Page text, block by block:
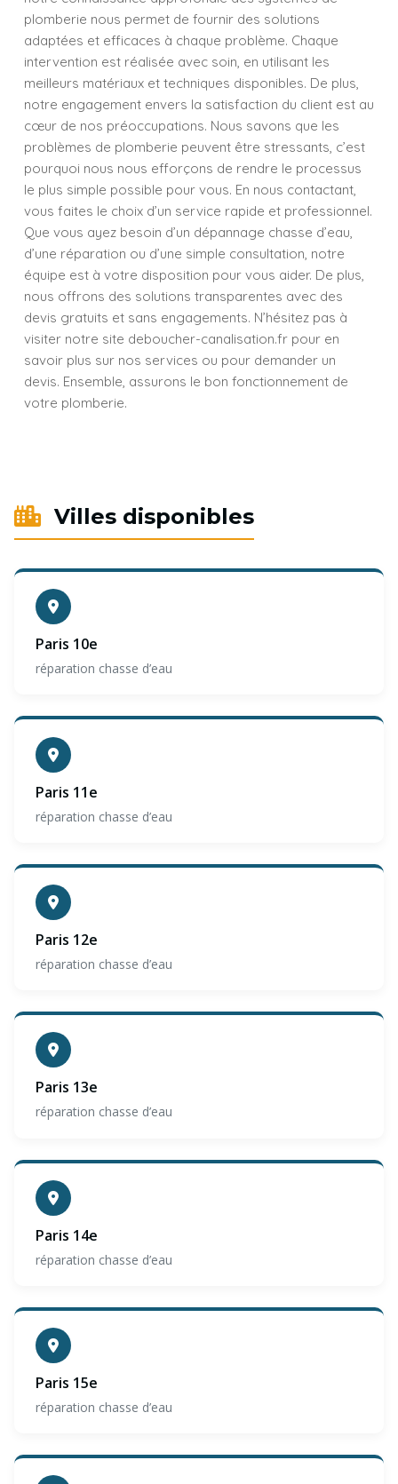
plomberie nous permet de fournir des solutions
adaptées et efficaces à chaque problème. Chaque
intervention est réalisée avec soin, en utilisant les
meilleurs matériaux et techniques disponibles. De plus,
notre engagement envers la satisfaction du client est au
cœur de nos préoccupations. Nous savons que les
problèmes de plomberie peuvent être stressants, c’est
pourquoi nous nous efforçons de rendre le processus
le plus simple possible pour vous. En nous contactant,
vous faites le choix d’un service rapide et professionnel.
Que vous ayez besoin d’un dépannage chasse d’eau,
d’une réparation ou d’une simple consultation, notre
équipe est à votre disposition pour vous aider. De plus,
nous offrons des solutions transparentes avec des
devis gratuits et sans engagements. N’hésitez pas à
visiter notre site deboucher-canalisation.fr pour en
savoir plus sur nos services ou pour demander un
devis. Ensemble, assurons le bon fonctionnement de
votre plomberie.
Villes disponibles
Paris 10e
réparation chasse d’eau
Paris 11e
réparation chasse d’eau
Paris 12e
réparation chasse d’eau
Paris 13e
réparation chasse d’eau
Paris 14e
réparation chasse d’eau
Paris 15e
réparation chasse d’eau